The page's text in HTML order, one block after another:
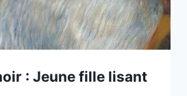
: Jeune fille lisant